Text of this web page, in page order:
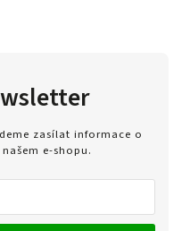
zasílat informace o
e-shopu.